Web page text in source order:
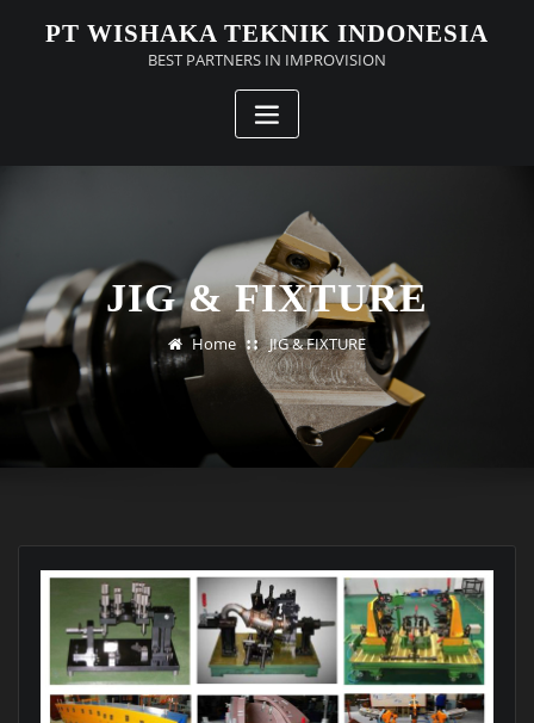
PT WISHAKA TEKNIK INDONESIA
BEST PARTNERS IN IMPROVISION
JIG & FIXTURE
Home JIG & FIXTURE